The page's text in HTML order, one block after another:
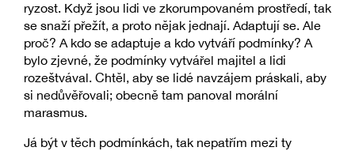
ryzost. Když jsou lidi ve zkorumpovaném prostředí, tak
se snaží přežít, a proto nějak jednají. Adaptují se. Ale
proč? A kdo se adaptuje a kdo vytváří podmínky? A
bylo zjevné, že podmínky vytvářel majitel a lidi
rozeštvával. Chtěl, aby se lidé navzájem práskali, aby
si nedůvěřovali; obecně tam panoval morální
marasmus.
Já být v těch podmínkách, tak nepatřím mezi ty